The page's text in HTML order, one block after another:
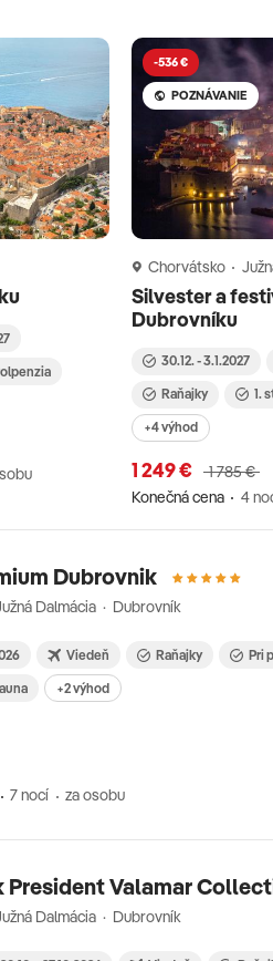
-536 €
POZNÁVANIE
Chorvátsko
Silvester a
Dubrovníku
30.12. - 3.1.2027
Raňajky
1.
+4 výhod
1 249 €
1 785 €
Konečná cena
4
Dubrovnik
Dalmácia · Dubrovník
Viedeň Raňajky Pri
+2 výhod
7 nocí za osobu
President Valamar
Dalmácia · Dubrovník